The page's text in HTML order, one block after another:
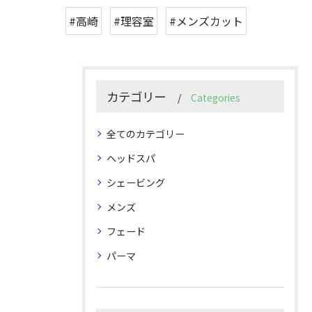
#高崎 #理容室 #メンズカット
カテゴリー Categories
全てのカテゴリー
ヘッドスパ
シェービング
メンズ
フェード
パーマ